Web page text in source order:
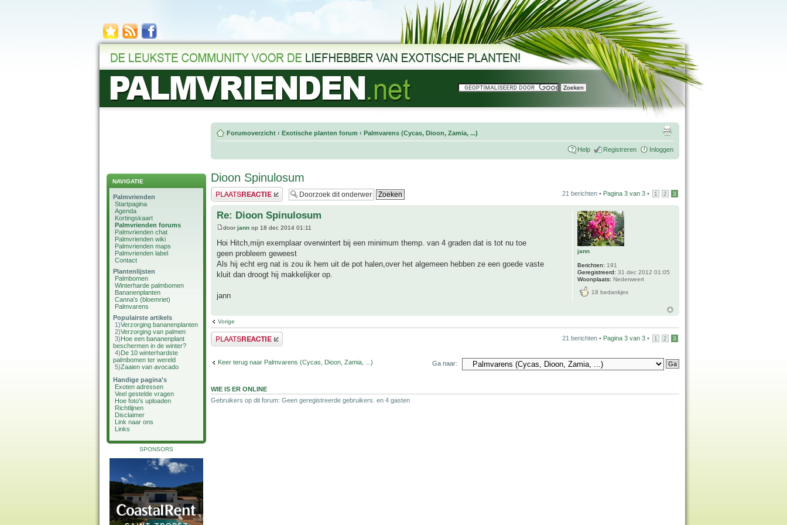
NAVIGATIE
Palmvrienden
Startpagina
Agenda
Kortingskaart
Palmvrienden forums
Palmvrienden chat
Palmvrienden wiki
Palmvrienden maps
Palmvrienden label
Contact
Plantenlijsten
Palmbomen
Winterharde palmbomen
Bananenplanten
Canna's (bloemriet)
Palmvarens
Populairste artikels
1)Verzorging bananenplanten
2)Verzorging van palmen
3)Hoe een bananenplant
beschermen in de winter?
4)De 10 winterhardste
palmbomen ter wereld
5)Zaaien van avocado
Handige pagina's
Exoten adressen
Veel gestelde vragen
Hoe foto's uploaden
Richtlijnen
Disclaimer
Link naar ons
Links
SPONSORS
Forumoverzicht ‹ Exotische planten forum ‹ Palmvarens (Cycas, Dioon, Zamia, ...)
Help Registreren Inloggen
Dioon Spinulosum
Plaats een reactie 21 berichten • Pagina 3 van 3 • 1 2 3
Re: Dioon Spinulosum
doorjann op 18 dec 2014 01:11
Hoi Hitch,mijn exemplaar overwintert bij een minimum themp. van 4 graden dat is tot nu toe
geen probleem geweest
Als hij echt erg nat is zou ik hem uit de pot halen,over het algemeen hebben ze een goede vaste
kluit dan droogt hij makkelijker op.
jann
jann
Berichten: 191
Geregistreerd: 31 dec 2012 01:05
Woonplaats: Nederweert
18 bedankjes
Vorige
Plaats een reactie 21 berichten • Pagina 3 van 3 • 1 2 3
Keer terug naar Palmvarens (Cycas, Dioon, Zamia, ...) Ga naar:
WIE IS ER ONLINE
Gebruikers op dit forum: Geen geregistreerde gebruikers. en 4 gasten